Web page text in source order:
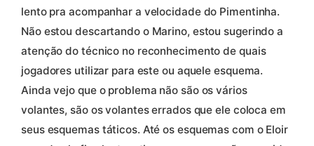
lento pra acompanhar a velocidade do Pimentinha.
Não estou descartando o Marino, estou sugerindo a
atenção do técnico no reconhecimento de quais
jogadores utilizar para este ou aquele esquema.
Ainda vejo que o problema não são os vários
volantes, são os volantes errados que ele coloca em
seus esquemas táticos. Até os esquemas com o Eloir